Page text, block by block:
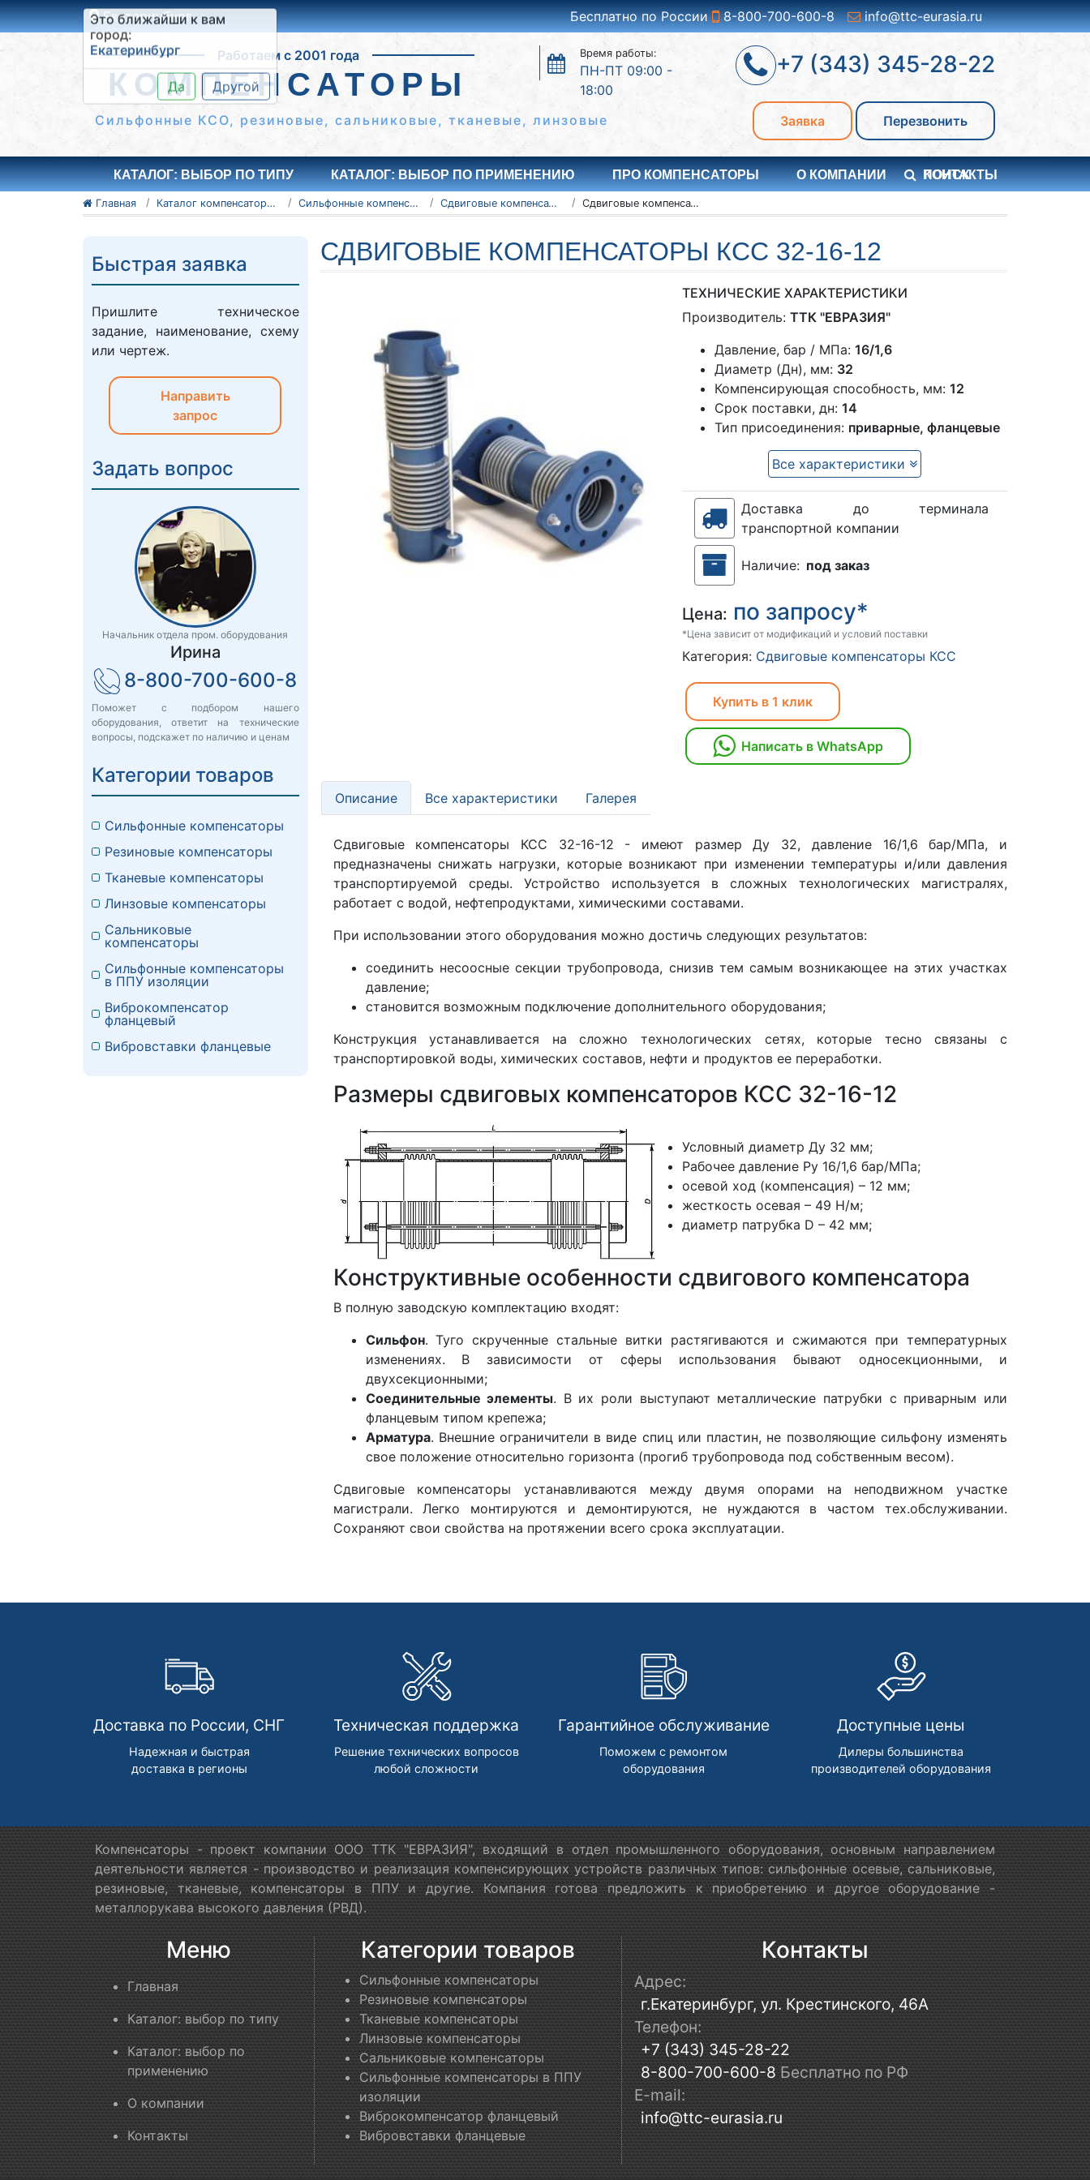
Екатеринбург
Это ближайши к вам
город:
Екатеринбург
Другой
Бесплатно по России 8-800-700-600-8 info@ttc-eurasia.ru
Работаем с 2001 года
КОМПЕНСАТОРЫ
Время работы:
ПН-ПТ 09:00 -
18:00
Сильфонные КСО, резиновые, сальниковые, тканевые, линзовые
+7 (343) 345-28-22
Заявка Перезвонить
КАТАЛОГ: ВЫБОР ПО ТИПУ КАТАЛОГ: ВЫБОР ПО ПРИМЕНЕНИЮ ПРО КОМПЕНСАТОРЫ О КОМПАНИИ КОНТАКТЫ
ПОИСК
Главная Каталог компенсаторов Сильфонные компенсаторы Сдвиговые компенсаторы КСС Сдвиговые компенсаторы КСС 32-16-12
СДВИГОВЫЕ КОМПЕНСАТОРЫ КСС 32-16-12
ТЕХНИЧЕСКИЕ ХАРАКТЕРИСТИКИ
Производитель:ТТК "ЕВРАЗИЯ"
Давление, бар / МПа:16/1,6
Диаметр (Дн), мм: 32
Компенсирующая способность, мм:12
Срок поставки, дн:14
Тип присоединения: приварные, фланцевые
Все характеристики
Доставка до терминала
транспортной компании
Наличие: под заказ
Цена: по запросу*
*Цена зависит от модификаций и условий поставки
Категория: Сдвиговые компенсаторы КСС
Купить в 1 клик
Написать в WhatsApp
Описание Все характеристики Галерея
Сдвиговые компенсаторы КСС 32-16-12 - имеют размер Ду 32, давление 16/1,6 бар/МПа, и
предназначены снижать нагрузки, которые возникают при изменении температуры и/или давления
транспортируемой среды. Устройство используется в сложных технологических магистралях,
работает с водой, нефтепродуктами, химическими составами.
При использовании этого оборудования можно достичь следующих результатов:
соединить несоосные секции трубопровода, снизив тем самым возникающее на этих участках
давление;
становится возможным подключение дополнительного оборудования;
Конструкция устанавливается на сложно технологических сетях, которые тесно связаны с
транспортировкой воды, химических составов, нефти и продуктов ее переработки.
Размеры cдвиговых компенсаторов КСС 32-16-12
Условный диаметр Ду 32 мм;
Рабочее давление Ру 16/1,6 бар/МПа;
осевой ход (компенсация) – 12 мм;
жесткость осевая – 49 Н/м;
диаметр патрубка D – 42 мм;
Конструктивные особенности сдвигового компенсатора
В полную заводскую комплектацию входят:
Сильфон. Туго скрученные стальные витки растягиваются и сжимаются при температурных
изменениях. В зависимости от сферы использования бывают односекционными, и
двухсекционными;
Соединительные элементы. В их роли выступают металлические патрубки с приварным или
фланцевым типом крепежа;
Арматура. Внешние ограничители в виде спиц или пластин, не позволяющие сильфону изменять
свое положение относительно горизонта (прогиб трубопровода под собственным весом).
Сдвиговые компенсаторы устанавливаются между двумя опорами на неподвижном участке
магистрали. Легко монтируются и демонтируются, не нуждаются в частом тех.обслуживании.
Сохраняют свои свойства на протяжении всего срока эксплуатации.
Быстрая заявка
Пришлите техническое
задание, наименование, схему
или чертеж.
Направить
запрос
Задать вопрос
Начальник отдела пром. оборудования
Ирина
8-800-700-600-8
Поможет с подбором нашего
оборудования, ответит на технические
вопросы, подскажет по наличию и ценам
Категории товаров
Сильфонные компенсаторы
Резиновые компенсаторы
Тканевые компенсаторы
Линзовые компенсаторы
Сальниковые
компенсаторы
Сильфонные компенсаторы
в ППУ изоляции
Виброкомпенсатор
фланцевый
Вибровставки фланцевые
Доставка по России, СНГ
Надежная и быстрая
доставка в регионы
Техническая поддержка
Решение технических вопросов
любой сложности
Гарантийное обслуживание
Поможем с ремонтом
оборудования
Доступные цены
Дилеры большинства
производителей оборудования
Компенсаторы - проект компании ООО ТТК "ЕВРАЗИЯ", входящий в отдел промышленного оборудования, основным направлением
деятельности является - производство и реализация компенсирующих устройств различных типов: сильфонные осевые, сальниковые,
резиновые, тканевые, компенсаторы в ППУ и другие. Компания готова предложить к приобретению и другое оборудование -
металлорукава высокого давления (РВД).
Меню
Главная
Каталог: выбор по типу
Каталог: выбор по
применению
О компании
Контакты
Категории товаров
Сильфонные компенсаторы
Резиновые компенсаторы
Тканевые компенсаторы
Линзовые компенсаторы
Сальниковые компенсаторы
Сильфонные компенсаторы в ППУ
изоляции
Виброкомпенсатор фланцевый
Вибровставки фланцевые
Контакты
Адрес:
г.Екатеринбург, ул. Крестинского, 46А
Телефон:
+7 (343) 345-28-22
8-800-700-600-8 Бесплатно по РФ
E-mail:
info@ttc-eurasia.ru